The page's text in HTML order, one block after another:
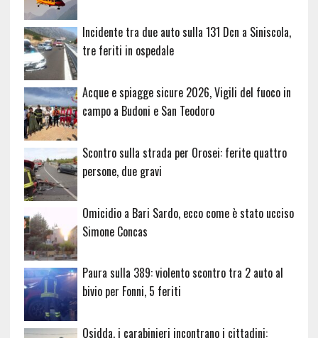
Incidente tra due auto sulla 131 Dcn a Siniscola,
tre feriti in ospedale
Acque e spiagge sicure 2026, Vigili del fuoco in
campo a Budoni e San Teodoro
Scontro sulla strada per Orosei: ferite quattro
persone, due gravi
Omicidio a Bari Sardo, ecco come è stato ucciso
Simone Concas
Paura sulla 389: violento scontro tra 2 auto al
bivio per Fonni, 5 feriti
Osidda, i carabinieri incontrano i cittadini: